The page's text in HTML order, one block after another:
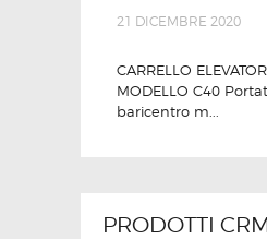
21 DICEMBRE 2020
CARRELLO
MODELLO C40
baricentro m...
PRODOTTI